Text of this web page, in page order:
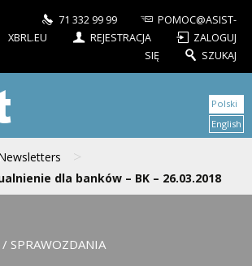
71 332 99 99
POMOC@ASIST-
XBRL.EU
REJESTRACJA
ZALOGUJ
SIĘ
SZUKAJ
>
dla banków – BK – 26.03.2018
Polski
English
SPRAWOZDANIA